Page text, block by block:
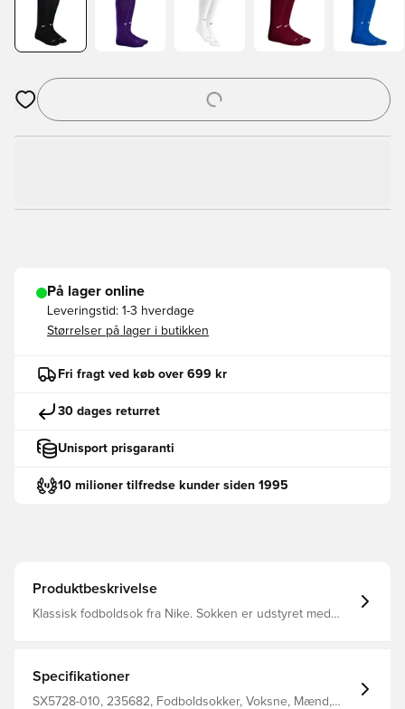
Åbner en Modal til at logge ind eller tilmelde dig som medlem
På lager online
Leveringstid: 1-3 hverdage
Størrelser på lager i butikken
Fri fragt ved køb over 699 kr
30 dages returret
Unisport prisgaranti
10 milioner tilfredse kunder siden 1995
Produktbeskrivelse
Klassisk fodboldsok fra Nike. Sokken er udstyret med
Specifikationer
SX5728-010, 235682, Fodboldsokker, Voksne, Mænd,